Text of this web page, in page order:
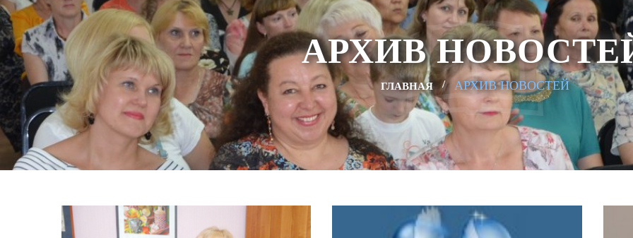
АРХИВ
ГЛАВНАЯ АРХИВ НОВОСТЕЙ